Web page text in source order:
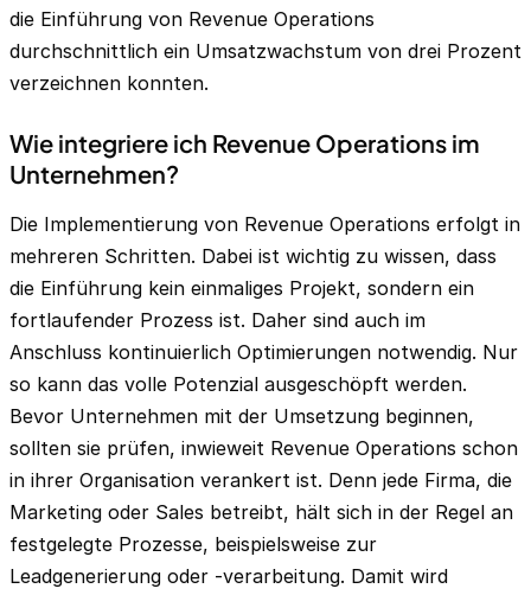
die Einführung von Revenue Operations
durchschnittlich ein Umsatzwachstum von drei Prozent
verzeichnen konnten.
Wie integriere ich Revenue Operations im
Unternehmen?
Die Implementierung von Revenue Operations erfolgt in
mehreren Schritten. Dabei ist wichtig zu wissen, dass
die Einführung kein einmaliges Projekt, sondern ein
fortlaufender Prozess ist. Daher sind auch im
Anschluss kontinuierlich Optimierungen notwendig. Nur
so kann das volle Potenzial ausgeschöpft werden.
Bevor Unternehmen mit der Umsetzung beginnen,
sollten sie prüfen, inwieweit Revenue Operations schon
in ihrer Organisation verankert ist. Denn jede Firma, die
Marketing oder Sales betreibt, hält sich in der Regel an
festgelegte Prozesse, beispielsweise zur
Leadgenerierung oder -verarbeitung. Damit wird